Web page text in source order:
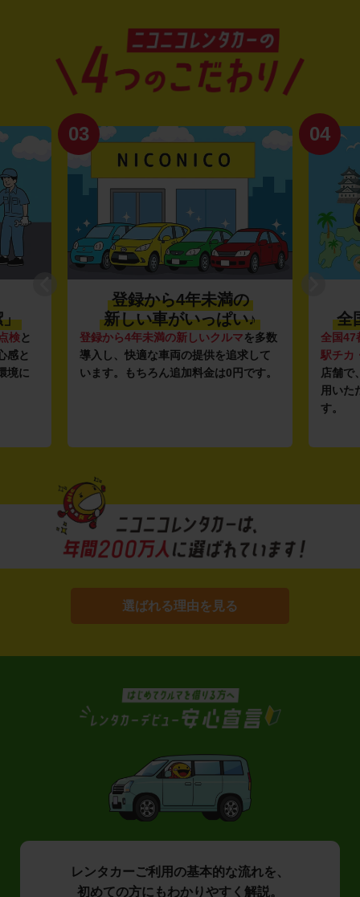
」
検と
感と
境に
03
登録から4年未満の
新しい車がいっぱい♪
登録から4年未満の新しいクルマを多数
導入し、快適な車両の提供を追求して
います。もちろん追加料金は0円です。
04
全
全国47
駅チカ
店舗で
用いた
す。
選ばれる理由を見る
レンタカーご利用の基本的な流れを、
初めての方にもわかりやすく解説。